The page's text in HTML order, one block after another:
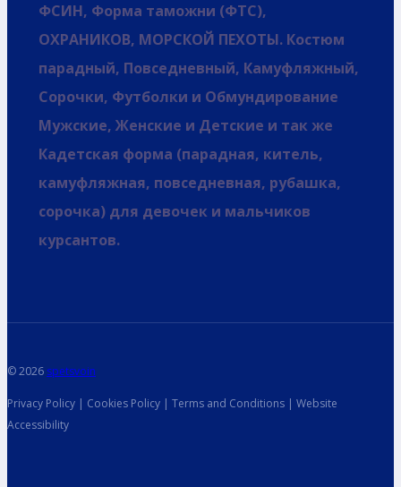
ФСИН, Форма таможни (ФТС),
ОХРАНИКОВ, МОРСКОЙ ПЕХОТЫ. Костюм
парадный, Повседневный, Камуфляжный,
Сорочки, Футболки и Обмундирование
Мужские, Женские и Детские и так же
Кадетская форма (парадная, китель,
камуфляжная, повседневная, рубашка,
сорочка) для девочек и мальчиков
курсантов.
© 2026 spetsvoin
Privacy Policy | Cookies Policy | Terms and Conditions | Website
Accessibility